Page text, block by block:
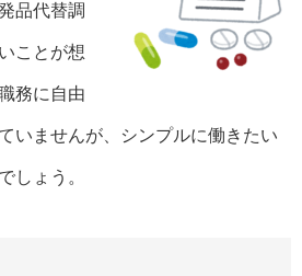
品代替調
ことが想
務に自由
いませんが、シンプルに働きたい
しょう。